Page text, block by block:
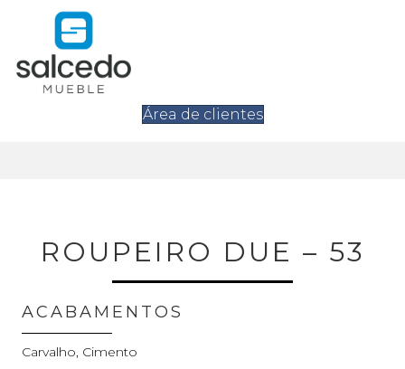
Área de clientes
ROUPEIRO DUE – 53
ACABAMENTOS
Carvalho, Cimento